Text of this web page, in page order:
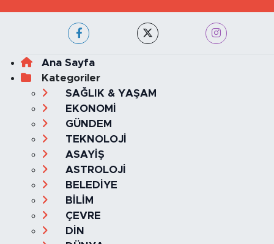
Ana Sayfa
Kategoriler
SAĞLIK & YAŞAM
EKONOMİ
GÜNDEM
TEKNOLOJİ
ASAYİŞ
ASTROLOJİ
BELEDİYE
BİLİM
ÇEVRE
DİN